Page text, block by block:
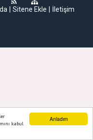
Anladım
kabul
Sitene Ekle İletişim